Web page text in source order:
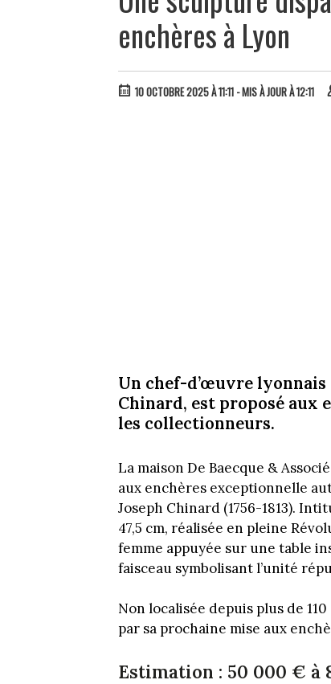
enchères à Lyon
10 OCTOBRE 2025 À 11:11 - MIS À JOUR À 12:11
Un chef-d’œuvre
Chinard, est proposé aux
les collectionneurs.
La maison De Baecque &
aux enchères exceptionnelle
Joseph Chinard (1756-1813).
47,5 cm, réalisée en pleine
femme appuyée sur une table
faisceau symbolisant l’unité
Non localisée depuis plus de
par sa prochaine mise aux
Estimation : 50 000 € à